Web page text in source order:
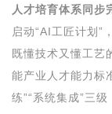
人才培育体系同步
启动“AI工匠计划”
既懂技术又懂工艺
能产业人才能力标
练”“系统集成”三